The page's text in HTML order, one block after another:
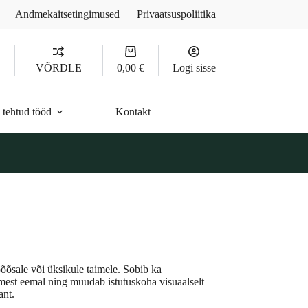
Andmekaitsetingimused Privaatsuspoliitika
VÕRDLE
Ostukorv
0,00 € Logi sisse
tööd Kontakt
või üksikule taimele. Sobib ka
eemal ning muudab istutuskoha visuaalselt